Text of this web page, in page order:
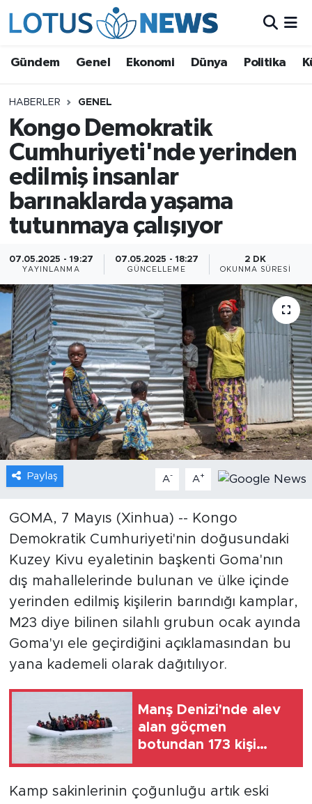
Gündem Genel Ekonomi Dünya Politika
HABERLER GENEL
Kongo Demokratik
Cumhuriyeti'nde yerinden
edilmiş insanlar
barınaklarda yaşama
tutunmaya çalışıyor
07.05.2025 - 19:27
YAYINLANMA
07.05.2025 - 18:27
GÜNCELLEME
2 DK
OKUNMA SÜRESI
Paylaş A- A+
GOMA, 7 Mayıs (Xinhua) -- Kongo
Demokratik Cumhuriyeti'nin doğusundaki
Kuzey Kivu eyaletinin başkenti Goma'nın
dış mahallelerinde bulunan ve ülke içinde
yerinden edilmiş kişilerin barındığı kamplar,
M23 diye bilinen silahlı grubun ocak ayında
Goma'yı ele geçirdiğini açıklamasından bu
yana kademeli olarak dağıtılıyor.
Manş Denizi'nde alev
alan göçmen
botundan 173 kişi
Kamp sakinlerinin çoğunluğu artık eski
Ekonomi
Dünya
Politika
Kültür - Sanat ve Tarih
Yaşam
Bilim ve Teknoloji
Çin Fuarları
Gündem
Video
Sağlık
Foto Haber
Xinhua
Xinhua Türkiye